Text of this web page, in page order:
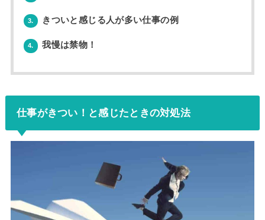
3. きついと感じる人が多い仕事の例
4. 我慢は禁物！
仕事がきつい！と感じたときの対処法